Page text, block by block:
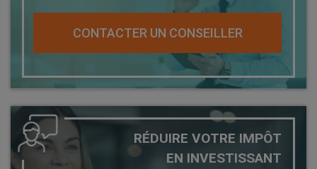
CONTACTER UN CONSEILLER
RÉDUIRE VOTRE IMPÔT
EN INVESTISSANT